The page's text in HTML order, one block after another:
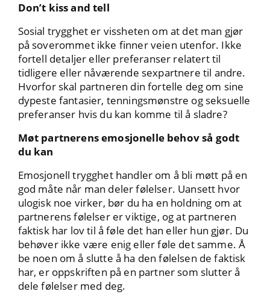
Don’t kiss and tell
Sosial trygghet er vissheten om at det man gjør
på soverommet ikke finner veien utenfor. Ikke
fortell detaljer eller preferanser relatert til
tidligere eller nåværende sexpartnere til andre.
Hvorfor skal partneren din fortelle deg om sine
dypeste fantasier, tenningsmønstre og seksuelle
preferanser hvis du kan komme til å sladre?
Møt partnerens emosjonelle behov så godt
du kan
Emosjonell trygghet handler om å bli møtt på en
god måte når man deler følelser. Uansett hvor
ulogisk noe virker, bør du ha en holdning om at
partnerens følelser er viktige, og at partneren
faktisk har lov til å føle det han eller hun gjør. Du
behøver ikke være enig eller føle det samme. Å
be noen om å slutte å ha den følelsen de faktisk
har, er oppskriften på en partner som slutter å
dele følelser med deg.